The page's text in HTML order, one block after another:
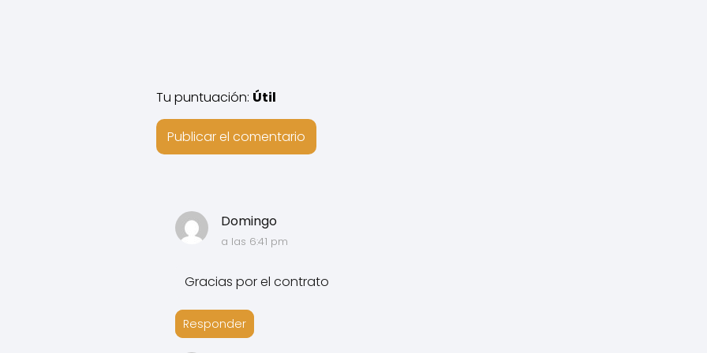
Domingo
a las 6:41 pm
Gracias por el contrato
Responder
Tu puntuación: Útil